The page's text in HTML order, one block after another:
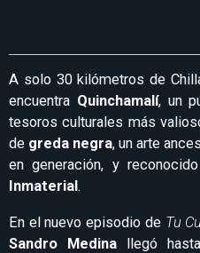
A solo 30 kilómetros de
encuentra Quinchamalí, un
tesoros culturales más
de greda negra, un arte
en generación, y
Inmaterial .
En el nuevo episodio de Tu
Sandro Medina llegó